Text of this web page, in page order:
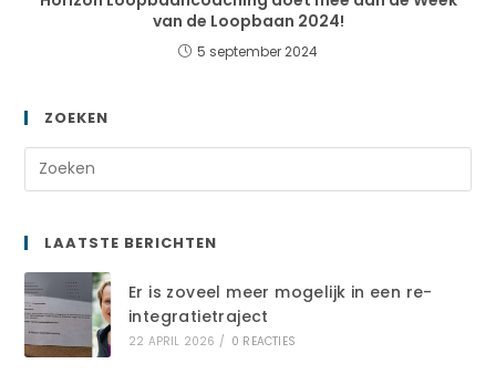
van de Loopbaan 2024!
5 september 2024
ZOEKEN
LAATSTE BERICHTEN
Er is zoveel meer mogelijk in een re-
integratietraject
22 APRIL 2026 / 0 REACTIES